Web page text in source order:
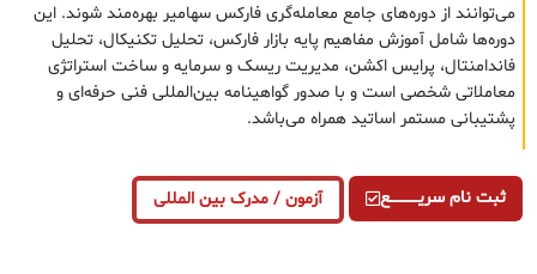
می‌توانند از دوره‌های جامع معامله‌گری فارکس سهامیر بهره‌مند شوند. این
دوره‌ها شامل آموزش مفاهیم پایه بازار فارکس، تحلیل تکنیکال، تحلیل
فاندامنتال، پرایس اکشن، مدیریت ریسک و سرمایه و ساخت استراتژی
معاملاتی شخصی است و با صدور گواهینامه بین‌المللی فنی حرفه‌ای و
پشتیبانی مستمر اساتید همراه می‌باشد.
ثبت نام سریــــــــــــع آزمون / مدرک بین المللی